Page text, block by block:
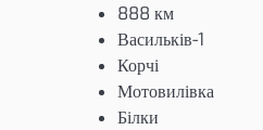
888 км
Васильків-1
Корчі
Мотовилівка
Білки